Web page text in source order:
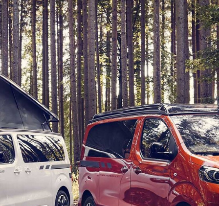
MAIL